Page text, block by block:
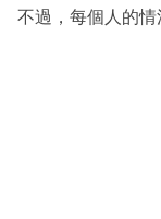
不過，每個人的情